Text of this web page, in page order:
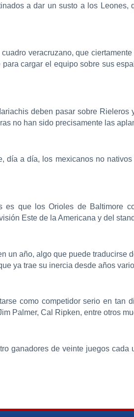
a dar un susto a los Leones,
veracruzano, que
cargar el equipo sobre sus
deben pasar sobre
no han sido precisamente las
a día, los mexicanos no
que los Orioles de Baltimore
Este de la Americana y del
un año, algo que puede
ya trae su inercia desde años
como competidor serio en
Palmer, Cal Ripken, entre otros
ganadores de veinte juegos